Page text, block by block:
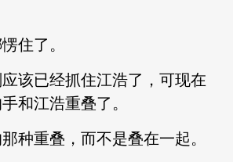
住了。
该已经抓住江浩了，可现在
和江浩重叠了。
种重叠，而不是叠在一起。